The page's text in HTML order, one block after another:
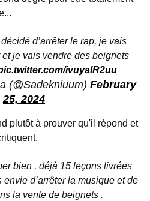
d’arrêter le rap, je vais
je vais vendre des beignets
ivuyalR2uu
(@Sadekniuum) February
25, 2024
plutôt à prouver qu'il répond et
bien , déjà 15 leçons livrées
envie d’arrêter la musique et de
la vente de beignets .